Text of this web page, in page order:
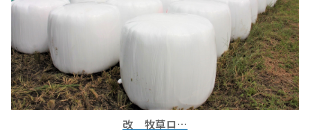
改 牧草ロ…